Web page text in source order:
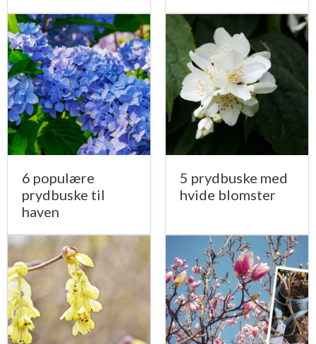
6 populære
prydbuske til
haven
5 prydbuske med
hvide blomster